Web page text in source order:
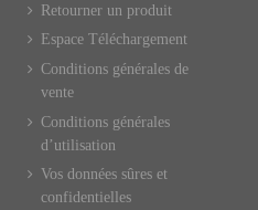
Retourner un produit
Espace Téléchargement
Conditions générales de
vente
Conditions générales
d’utilisation
Vos données sûres et
confidentielles